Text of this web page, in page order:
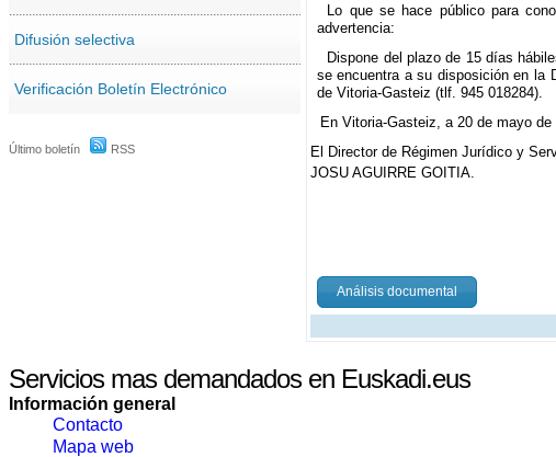
Difusión selectiva
Verificación Boletín Electrónico
Último boletín RSS
Lo que se hace público para
advertencia:
Dispone del plazo de 15 días
se encuentra a su disposición en la
de Vitoria-Gasteiz (tlf. 945 018284).
En Vitoria-Gasteiz, a 20 de mayo de
El Director de Régimen Jurídico y
JOSU AGUIRRE GOITIA.
Análisis documental
Servicios mas demandados en Euskadi.eus
Información general
Contacto
Mapa web